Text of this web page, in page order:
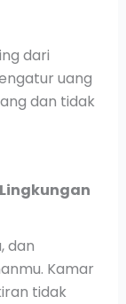
dari
uang
dan tidak
dan
Kamar
tidak